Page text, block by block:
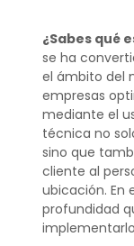
¿Sabes qué
se ha
el ámbito del
empresas
mediante el
técnica no
sino que
cliente al
ubicación. En
profundidad